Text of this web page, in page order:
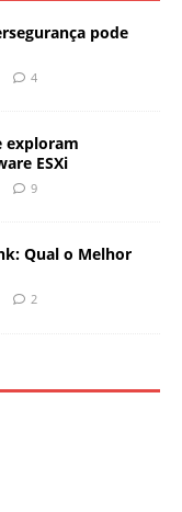
pode
4
exploram
ESXi
9
Qual o Melhor
2